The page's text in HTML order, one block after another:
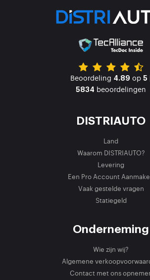
Beoordeling 4.89 op 5
5834 beoordelingen
DISTRIAUTO
Land
Waarom DISTRIAUTO?
Levering
Een Pro Account
Vaak gestelde vragen
Statiegeld
Onderneming
Wie zijn wij?
Algemene
Contact met ons